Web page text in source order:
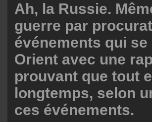
Ah, la Russie.
guerre par
événements qui
Orient avec une
prouvant que tout
longtemps, selon
ces événements.